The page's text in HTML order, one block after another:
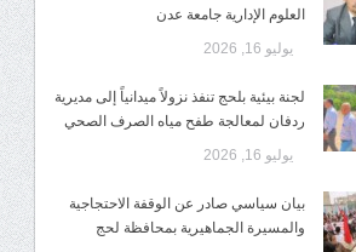
العلوم الإدارية جامعة عدن
يوليو 16, 2026
لجنة بيئية بلحج تنفذ نزولاً ميدانياً إلى مديرية
ردفان لمعالجة طفح مياه الصرف الصحي
يوليو 16, 2026
بيان سياسي صادر عن الوقفة الاحتجاجية
والمسيرة الجماهيرية بمحافظة لحج